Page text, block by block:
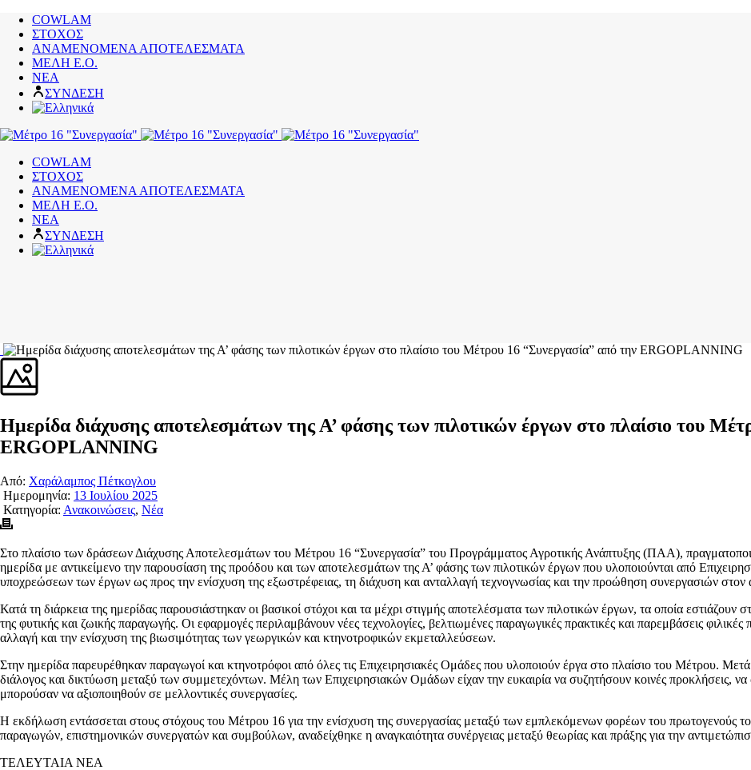
COWLAM
ΣΤΟΧΟΣ
ΑΝΑΜΕΝΟΜΕΝΑ ΑΠΟΤΕΛΕΣΜΑΤΑ
ΜΕΛΗ Ε.Ο.
ΝΕΑ
ΣΥΝΔΕΣΗ
COWLAM
ΣΤΟΧΟΣ
ΑΝΑΜΕΝΟΜΕΝΑ ΑΠΟΤΕΛΕΣΜΑΤΑ
ΜΕΛΗ Ε.Ο.
ΝΕΑ
ΣΥΝΔΕΣΗ
Ημερίδα διάχυσης αποτελεσμάτων της Α’ φάσης των πιλοτικών έργων στο πλαίσιο του
ERGOPLANNING
Από: Χαράλαμπος Πέτκογλου
Ημερομηνία: 13 Ιουλίου 2025
Κατηγορία: Ανακοινώσεις, Νέα
Στο πλαίσιο των δράσεων Διάχυσης Αποτελεσμάτων του Μέτρου 16 “Συνεργασία” του Προγράμματος Αγροτικής Ανάπτυξης (ΠΑΑ),
ημερίδα με αντικείμενο την παρουσίαση της προόδου και των αποτελεσμάτων της Α’ φάσης των πιλοτικών έργων που υλοποιούνται από
υποχρεώσεων των έργων ως προς την ενίσχυση της εξωστρέφειας, τη διάχυση και ανταλλαγή τεχνογνωσίας και την προώθηση συνεργασιών στον
Κατά τη διάρκεια της ημερίδας παρουσιάστηκαν οι βασικοί στόχοι και τα μέχρι στιγμής αποτελέσματα των πιλοτικών έργων, τα οποία
της φυτικής και ζωικής παραγωγής. Οι εφαρμογές περιλαμβάνουν νέες τεχνολογίες, βελτιωμένες παραγωγικές πρακτικές και παρεμβάσεις
αλλαγή και την ενίσχυση της βιωσιμότητας των γεωργικών και κτηνοτροφικών εκμεταλλεύσεων.
Στην ημερίδα παρευρέθηκαν παραγωγοί και κτηνοτρόφοι από όλες τις Επιχειρησιακές Ομάδες που υλοποιούν έργα στο πλαίσιο του Μέτρου.
διάλογος και δικτύωση μεταξύ των συμμετεχόντων. Μέλη των Επιχειρησιακών Ομάδων είχαν την ευκαιρία να συζητήσουν κοινές προκλήσεις, να
μπορούσαν να αξιοποιηθούν σε μελλοντικές συνεργασίες.
Η εκδήλωση εντάσσεται στους στόχους του Μέτρου 16 για την ενίσχυση της συνεργασίας μεταξύ των εμπλεκόμενων φορέων του πρωτογενούς
παραγωγών, επιστημονικών συνεργατών και συμβούλων, αναδείχθηκε η αναγκαιότητα συνέργειας μεταξύ θεωρίας και πράξης για την
ΤΕΛΕΥΤΑΙΑ ΝΕΑ